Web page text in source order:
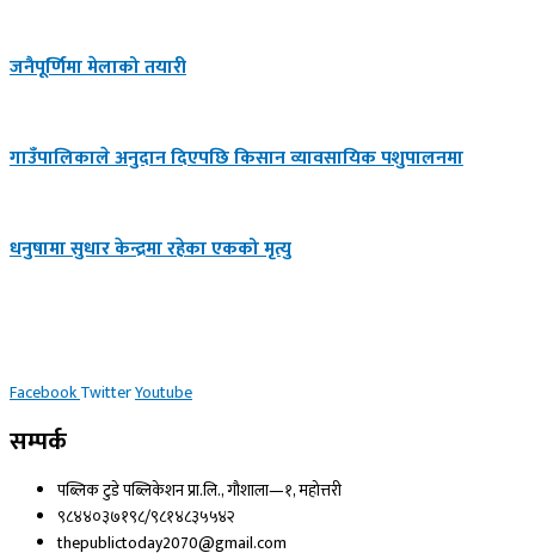
जनैपूर्णिमा मेलाको तयारी
गाउँपालिकाले अनुदान दिएपछि किसान व्यावसायिक पशुपालनमा
धनुषामा सुधार केन्द्रमा रहेका एकको मृत्यु
FacebookTwitterYoutube
सम्पर्क
पब्लिक टुडे पब्लिकेशन प्रा.लि., गौशाला—१, महोत्तरी
९८४४०३७१९८/९८१४८३५५४२
thepublictoday2070@gmail.com